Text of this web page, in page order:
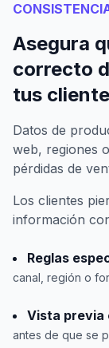
Asegura
correcto
tus
Datos de
web, regiones
pérdidas de
Los clientes
información
Reglas
canal, región o
Vista previa
antes de que se